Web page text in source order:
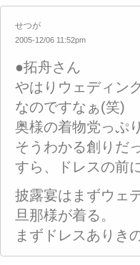
せつが
2005-12/06 11:52pm
●拓舟さん
やはりウェディン
なのですなぁ(笑)
奥様の着物党っぷ
そうわかる創りだ
すら、ドレスの前
披露宴はまずウェ
旦那様が着る。
まずドレスありき